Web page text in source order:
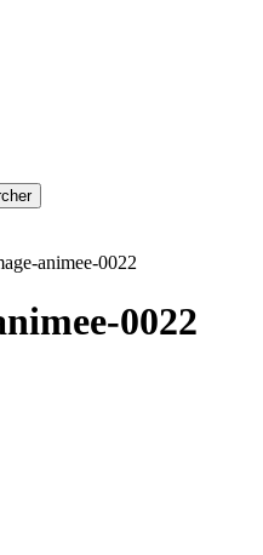
animee-0022
0022